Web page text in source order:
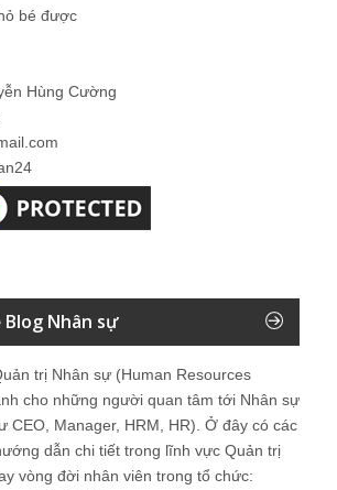
bé được
Hùng Cường
Nhân sự
trị Nhân sự (Human Resources
cho những người quan tâm tới Nhân sự
CEO, Manager, HRM, HR). Ở đây có các
dẫn chi tiết trong lĩnh vực Quản trị
vòng đời nhân viên trong tổ chức: